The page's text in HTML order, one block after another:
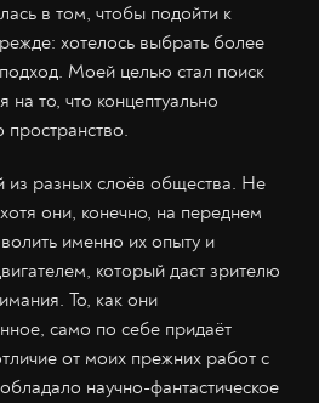
в том, чтобы подойти к
хотелось выбрать более
Моей целью стал поиск
на то, что концептуально
пространство.
из разных слоёв общества. Не
они, конечно, на переднем
именно их опыту и
который даст зрителю
То, как они
само по себе придаёт
от моих прежних работ с
научно-фантастическое